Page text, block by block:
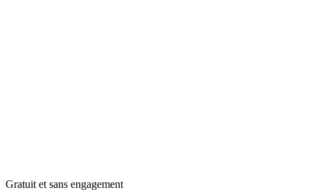
Gratuit et sans engagement